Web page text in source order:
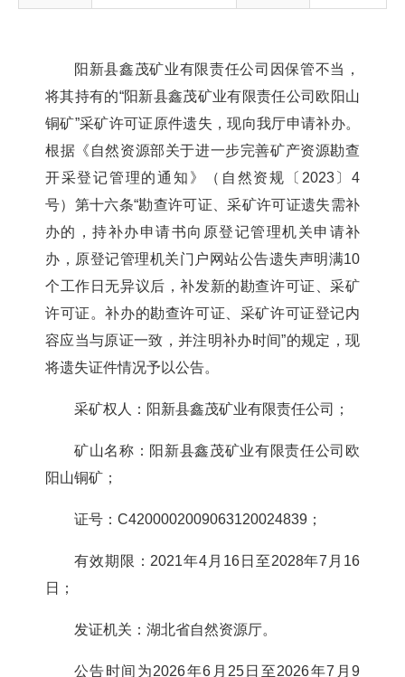
阳新县鑫茂矿业有限责任公司因保管不当，
将其持有的“阳新县鑫茂矿业有限责任公司欧阳山
铜矿”采矿许可证原件遗失 ，现向我厅申请补办。
根据《自然资源部关于进一步完善矿产资源勘查
开采登记管理的通知》（自然资规〔 2023〕4
号）第十六条“勘查许可证、采矿许可证遗失需补
办的，持补办申请书向原登记管理机关申请补
办，原登记管理机关门户网站公告遗失声明满10
个工作日无异议后，补发新的勘查许可证、采矿
许可证。补办的勘查许可证、采矿许可证登记内
容应当与原证一致，并注明补办时间”的规定 ，现
将遗失证件情况予以公告。
采矿权人：阳新县鑫茂矿业有限责任公司 ；
矿山名称： 阳新县鑫茂矿业有限责任公司欧
阳山铜矿；
证号： C4200002009063120024839；
有效期限： 2021年4 月 16日至2028年7 月 16
日
；
发证机关：湖北省自然资源厅。
公告时间为2026年6 月 25日至2026年7 月 9